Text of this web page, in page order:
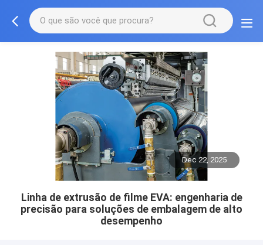
Dec 22, 2025
Linha de extrusão de filme EVA: engenharia de
precisão para soluções de embalagem de alto
desempenho